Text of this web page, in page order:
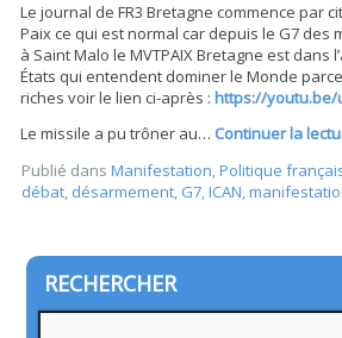
Le journal de FR3 Bretagne commence par
Paix ce qui est normal car depuis le G7 des
à Saint Malo le MVTPAIX Bretagne est dans
États qui entendent dominer le Monde
riches voir le lien ci-après :https://youtu.be/
Le missile a pu trôner au… Continuer la
Publié dans Manifestation,Politique
débat, désarmement, G7,ICAN,
RECHERCHER